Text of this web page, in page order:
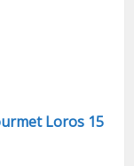
Loros 15